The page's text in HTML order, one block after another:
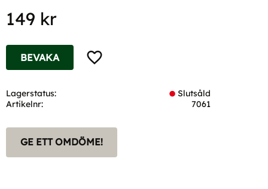
149 kr
Lägg till i favoriter
BEVAKA
Lagerstatus
Slutsåld
Artikelnr
7061
GE ETT OMDÖME!